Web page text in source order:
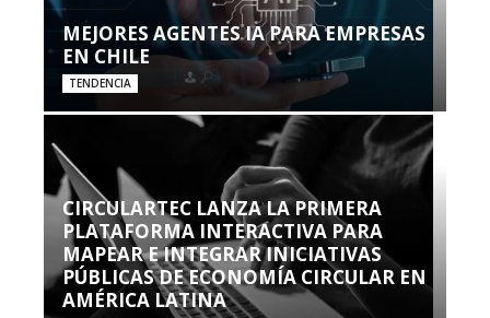
MEJORES AGENTES IA PARA EMPRESAS
EN CHILE
TENDENCIA
CIRCULARTEC LANZA LA PRIMERA
PLATAFORMA INTERACTIVA PARA
MAPEAR E INTEGRAR INICIATIVAS
PÚBLICAS DE ECONOMÍA CIRCULAR EN
AMÉRICA LATINA